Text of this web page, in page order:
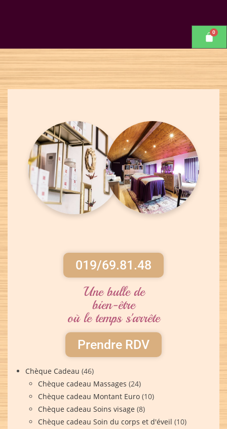
019/69.81.48
Une bulle de
bien-être
où le temps s'arrête
Prendre RDV
Chèque Cadeau (46)
Chèque cadeau Massages (24)
Chèque cadeau Montant Euro (10)
Chèque cadeau Soins visage (8)
Chèque cadeau Soin du corps et d'éveil (10)